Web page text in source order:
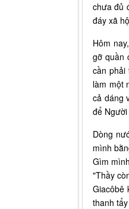
chưa đủ
đáy xã
Hôm
gỡ quần
cần phải
làm một
cả dáng
để
Dòng
mình
Gìm
"Thầy
Giacôbê
thanh